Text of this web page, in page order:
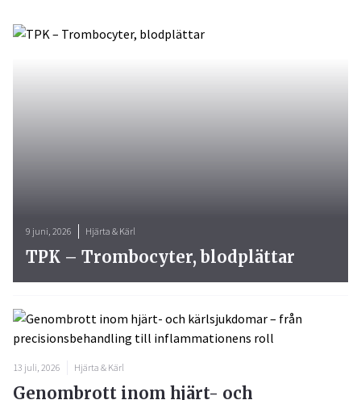
13 juli, 2026 Hjärta & Kärl
Genombrott inom hjärt- och
9 juni, 2026 Hjärta & Kärl
TPK – Trombocyter, blodplättar